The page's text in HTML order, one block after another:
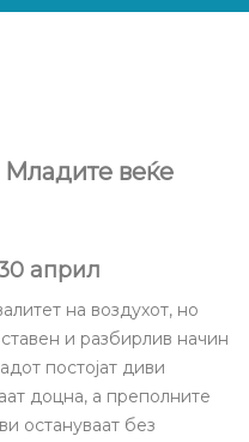
веќе
април
на воздухот, но
и разбирлив начин
постојат диви
доцна, а преполните
остануваат без